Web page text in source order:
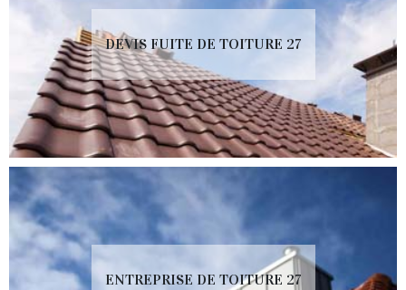
DEVIS FUITE DE TOITURE 27
ENTREPRISE DE TOITURE 27